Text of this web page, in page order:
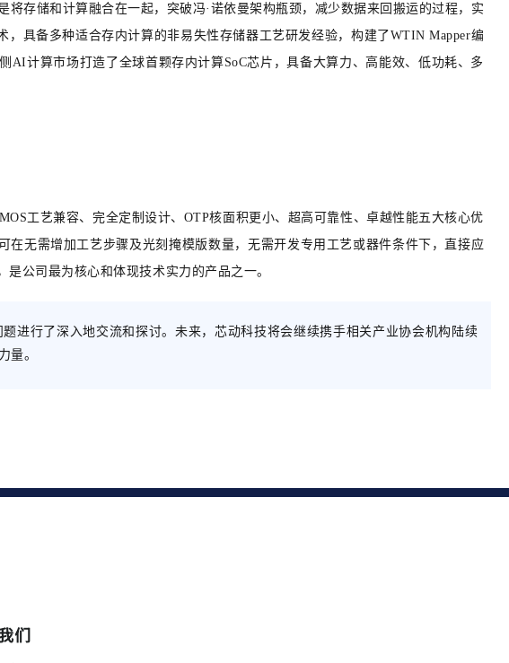
存储和计算融合在一起，突破冯·诺依曼架构瓶颈，减少数据来回搬运的过程，实
具备多种适合存内计算的非易失性存储器工艺研发经验，构建了WTIN Mapper编
计算市场打造了全球首颗存内计算SoC芯片，具备大算力、高能效、低功耗、多
工艺兼容、完全定制设计、OTP核面积更小、超高可靠性、卓越性能五大核心优
在无需增加工艺步骤及光刻掩模版数量，无需开发专用工艺或器件条件下，直接应
是公司最为核心和体现技术实力的产品之一。
进行了深入地交流和探讨。未来，芯动科技将会继续携手相关产业协会机构陆续
量。
们